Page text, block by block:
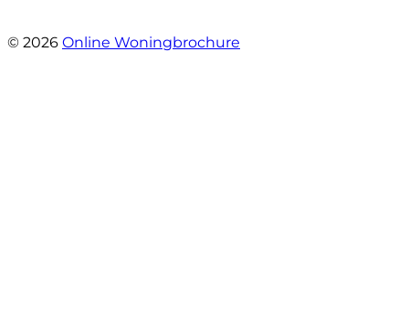
© 2026 Online Woningbrochure